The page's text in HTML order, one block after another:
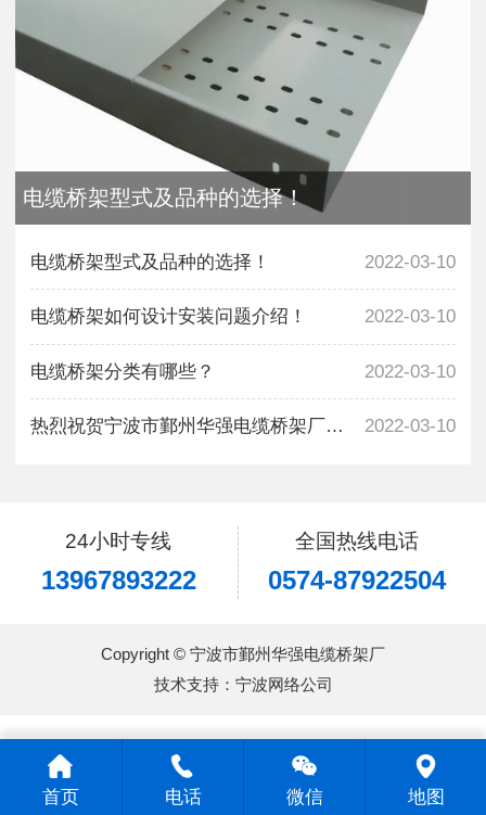
电缆桥架型式及品种的选择！
电缆桥架型式及品种的选择！ 2022-03-10
电缆桥架如何设计安装问题介绍！ 2022-03-10
电缆桥架分类有哪些？ 2022-03-10
热烈祝贺宁波市鄞州华强电缆桥架厂新网站改版开通！ 2022-03-10
24小时专线
13967893222
全国热线电话
0574-87922504
Copyright © 宁波市鄞州华强电缆桥架厂
技术支持： 宁波网络公司
首页 电话 微信 地图